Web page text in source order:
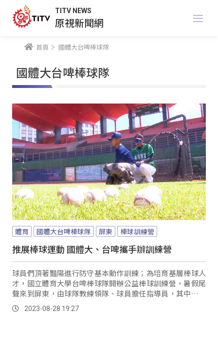
TITV NEWS
原視新聞網
首頁 國體大台啤棒球隊
國體大台啤棒球隊
體育 國體大台啤棒球隊 屏東 棒球訓練營
推展棒球運動 國體大、台啤攜手辦訓練營
球員們頂著豔陽進行防守基本動作訓練；為培育基層棒球人
才，國立體育大學台啤棒球隊開辦公益棒球訓練營，暑假尾
聲來到屏東，由球隊教練領隊、球員擔任指導員，其中出生
屏東的潘盛泰回到熟悉的家鄉，回饋自己的棒球知識與專業
技能。2023-08-28 19:27